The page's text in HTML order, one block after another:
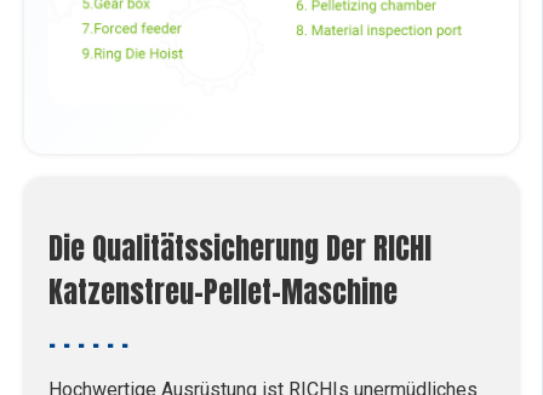
Die Qualitätssicherung Der RICHI
Katzenstreu-Pellet-Maschine
Hochwertige Ausrüstung ist RICHIs unermüdliches